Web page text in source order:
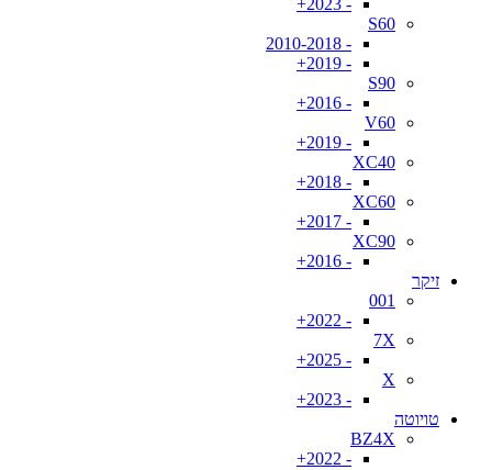
- 2023+
S60
- 2010-2018
- 2019+
S90
- 2016+
V60
- 2019+
XC40
- 2018+
XC60
- 2017+
XC90
- 2016+
זיקר
001
- 2022+
7X
- 2025+
X
- 2023+
טויוטה
BZ4X
- 2022+